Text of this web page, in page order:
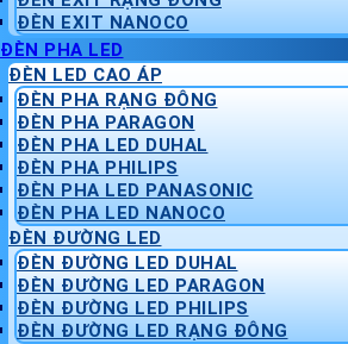
ĐÈN EXIT NANOCO
ĐÈN PHA LED
ĐÈN LED CAO ÁP
ĐÈN PHA RẠNG ĐÔNG
ĐÈN PHA PARAGON
ĐÈN PHA LED DUHAL
ĐÈN PHA PHILIPS
ĐÈN PHA LED PANASONIC
ĐÈN PHA LED NANOCO
ĐÈN ĐƯỜNG LED
ĐÈN ĐƯỜNG LED DUHAL
ĐÈN ĐƯỜNG LED PARAGON
ĐÈN ĐƯỜNG LED PHILIPS
ĐÈN ĐƯỜNG LED RẠNG ĐÔNG